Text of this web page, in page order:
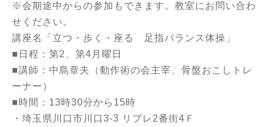
※会期途中からの参加もできます。教室にお問い合わ
せください。
講座名「立つ・歩く・座る 足指バランス体操」
■日程：第2、第4月曜日
■講師：中島章夫（動作術の会主宰、骨盤おこしトレ
ーナー）
■時間：13時30分から15時
・埼玉県川口市川口3-3 リプレ2番街4Ｆ